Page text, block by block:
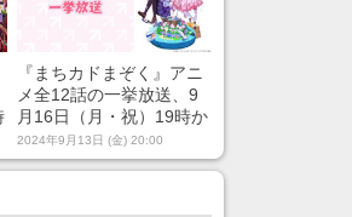
『まちカドまぞく』アニ
メ全12話の一挙放送、9
月16日（月・祝）19時か
らニコニコ生放送で無料
配信
2024年9月13日 (金) 20:00